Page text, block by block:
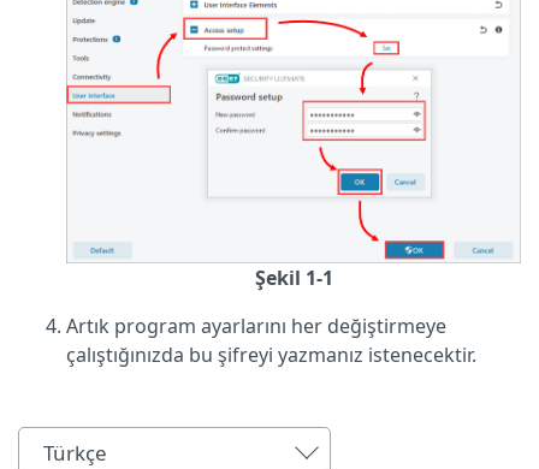
Şekil 1-1
Artık program ayarlarını her değiştirmeye
çalıştığınızda bu şifreyi yazmanız istenecektir.
Türkçe